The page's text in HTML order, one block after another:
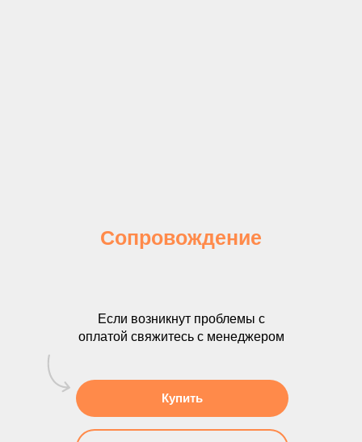
Сопровождение
Если возникнут проблемы с
оплатой свяжитесь с менеджером
Купить